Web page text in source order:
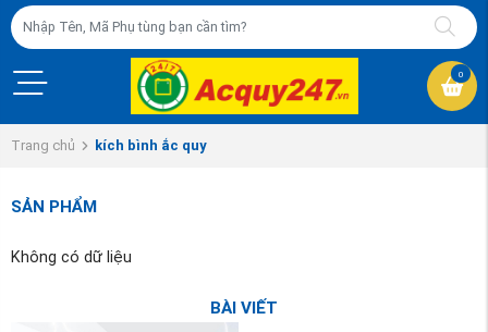
0
Trang chủ kích bình ắc quy
SẢN PHẨM
Không có dữ liệu
BÀI VIẾT